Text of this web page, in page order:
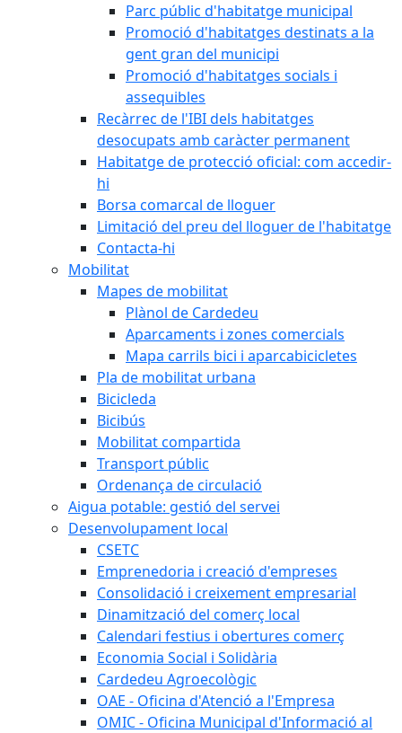
Parc públic d'habitatge municipal
Promoció d'habitatges destinats a la
gent gran del municipi
Promoció d'habitatges socials i
assequibles
Recàrrec de l'IBI dels habitatges
desocupats amb caràcter permanent
Habitatge de protecció oficial: com accedir-
hi
Borsa comarcal de lloguer
Limitació del preu del lloguer de l'habitatge
Contacta-hi
Mobilitat
Mapes de mobilitat
Plànol de Cardedeu
Aparcaments i zones comercials
Mapa carrils bici i aparcabicicletes
Pla de mobilitat urbana
Bicicleda
Bicibús
Mobilitat compartida
Transport públic
Ordenança de circulació
Aigua potable: gestió del servei
Desenvolupament local
CSETC
Emprenedoria i creació d'empreses
Consolidació i creixement empresarial
Dinamització del comerç local
Calendari festius i obertures comerç
Economia Social i Solidària
Cardedeu Agroecològic
OAE - Oficina d'Atenció a l'Empresa
OMIC - Oficina Municipal d'Informació al